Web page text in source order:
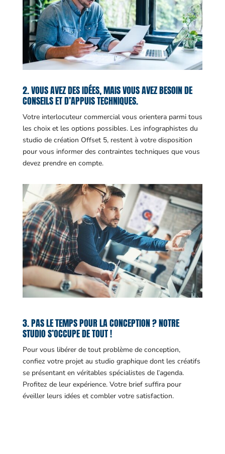
2. VOUS AVEZ DES IDÉES, MAIS VOUS AVEZ BESOIN DE
CONSEILS ET D’APPUIS TECHNIQUES.
Votre interlocuteur commercial vous orientera parmi tous
les choix et les options possibles. Les infographistes du
studio de création Offset 5, restent à votre disposition
pour vous informer des contraintes techniques que vous
devez prendre en compte.
3. PAS LE TEMPS POUR LA CONCEPTION ? NOTRE
STUDIO S’OCCUPE DE TOUT !
Pour vous libérer de tout problème de conception,
confiez votre projet au studio graphique dont les créatifs
se présentant en véritables spécialistes de l’agenda.
Profitez de leur expérience. Votre brief suffira pour
éveiller leurs idées et combler votre satisfaction.